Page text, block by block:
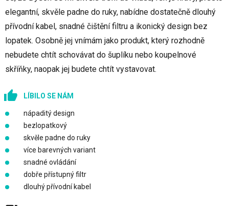
elegantní, skvěle padne do ruky, nabídne dostatečně dlouhý
přívodní kabel, snadné čištění filtru a ikonický design bez
lopatek. Osobně jej vnímám jako produkt, který rozhodně
nebudete chtít schovávat do šuplíku nebo koupelnové
skříňky, naopak jej budete chtít vystavovat.
LÍBILO SE NÁM
nápaditý design
bezlopatkový
skvěle padne do ruky
více barevných variant
snadné ovládání
dobře přístupný filtr
dlouhý přívodní kabel